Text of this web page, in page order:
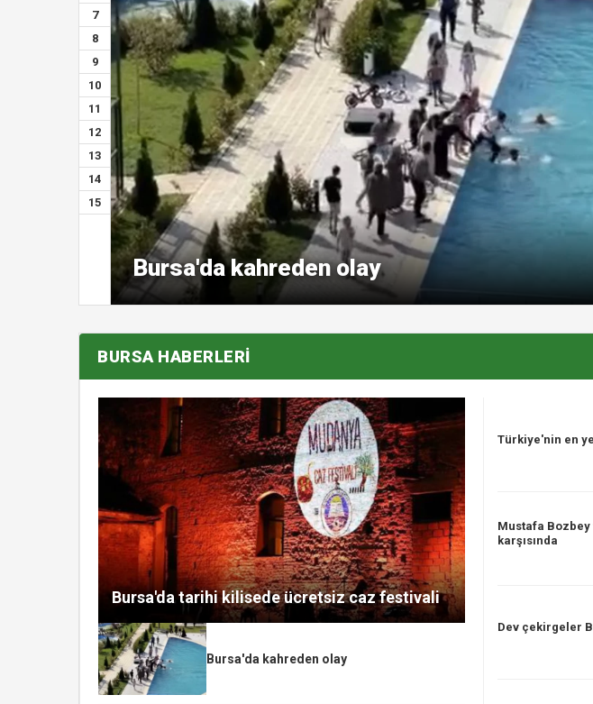
7
8
9
10
11
12
13
14
15
Bursa'da kahreden olay
BURSA HABERLERİ
Bursa'da tarihi kilisede ücretsiz caz festivali
Bursa'da kahreden olay
Türkiye'nin en
Mustafa Bozbey
karşısında
Dev çekirgeler